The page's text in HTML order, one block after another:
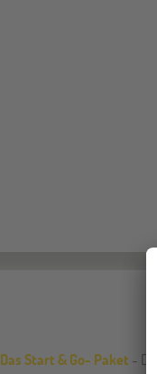
Das Start & Go- Paket -